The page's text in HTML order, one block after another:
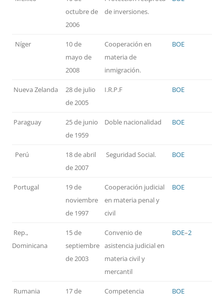
octubre de
2006
de inversiones.
Níger
10 de
mayo de
2008
Cooperación en
materia de
inmigración.
BOE
Nueva Zelanda
28 de julio
de 2005
I.R.P.F BOE
Paraguay
25 de junio
de 1959
Doble nacionalidad BOE
Perú
18 de abril
de 2007
Seguridad Social. BOE
Portugal
19 de
noviembre
de 1997
Cooperación judicial
en materia penal y
civil
BOE
Rep.,
Dominicana
15 de
septiembre
de 2003
Convenio de
asistencia judicial en
materia civil y
mercantil
BOE–2
Rumania
17 de
Competencia
BOE